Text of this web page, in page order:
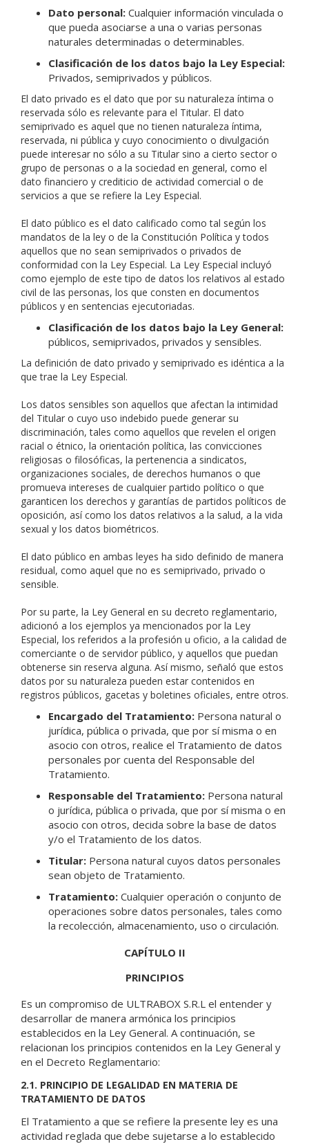
Dato personal: Cualquier información vinculada o
que pueda asociarse a una o varias personas
naturales determinadas o determinables.
Clasificación de los datos bajo la Ley Especial:
Privados, semiprivados y públicos.
El dato privado es el dato que por su naturaleza íntima o
reservada sólo es relevante para el Titular. El dato
semiprivado es aquel que no tienen naturaleza íntima,
reservada, ni pública y cuyo conocimiento o divulgación
puede interesar no sólo a su Titular sino a cierto sector o
grupo de personas o a la sociedad en general, como el
dato financiero y crediticio de actividad comercial o de
servicios a que se refiere la Ley Especial.
El dato público es el dato calificado como tal según los
mandatos de la ley o de la Constitución Política y todos
aquellos que no sean semiprivados o privados de
conformidad con la Ley Especial. La Ley Especial incluyó
como ejemplo de este tipo de datos los relativos al estado
civil de las personas, los que consten en documentos
públicos y en sentencias ejecutoriadas.
Clasificación de los datos bajo la Ley General:
públicos, semiprivados, privados y sensibles.
La definición de dato privado y semiprivado es idéntica a la
que trae la Ley Especial.
Los datos sensibles son aquellos que afectan la intimidad
del Titular o cuyo uso indebido puede generar su
discriminación, tales como aquellos que revelen el origen
racial o étnico, la orientación política, las convicciones
religiosas o filosóficas, la pertenencia a sindicatos,
organizaciones sociales, de derechos humanos o que
promueva intereses de cualquier partido político o que
garanticen los derechos y garantías de partidos políticos de
oposición, así como los datos relativos a la salud, a la vida
sexual y los datos biométricos.
El dato público en ambas leyes ha sido definido de manera
residual, como aquel que no es semiprivado, privado o
sensible.
Por su parte, la Ley General en su decreto reglamentario,
adicionó a los ejemplos ya mencionados por la Ley
Especial, los referidos a la profesión u oficio, a la calidad de
comerciante o de servidor público, y aquellos que puedan
obtenerse sin reserva alguna. Así mismo, señaló que estos
datos por su naturaleza pueden estar contenidos en
registros públicos, gacetas y boletines oficiales, entre otros.
Encargado del Tratamiento: Persona natural o
jurídica, pública o privada, que por sí misma o en
asocio con otros, realice el Tratamiento de datos
personales por cuenta del Responsable del
Tratamiento.
Responsable del Tratamiento: Persona natural
o jurídica, pública o privada, que por sí misma o en
asocio con otros, decida sobre la base de datos
y/o el Tratamiento de los datos.
Titular: Persona natural cuyos datos personales
sean objeto de Tratamiento.
Tratamiento: Cualquier operación o conjunto de
operaciones sobre datos personales, tales como
la recolección, almacenamiento, uso o circulación.
CAPÍTULO II
PRINCIPIOS
Es un compromiso de ULTRABOX S.R.L el entender y
desarrollar de manera armónica los principios
establecidos en la Ley General. A continuación, se
relacionan los principios contenidos en la Ley General y
en el Decreto Reglamentario:
2.1. PRINCIPIO DE LEGALIDAD EN MATERIA DE
TRATAMIENTO DE DATOS
El Tratamiento a que se refiere la presente ley es una
actividad reglada que debe sujetarse a lo establecido